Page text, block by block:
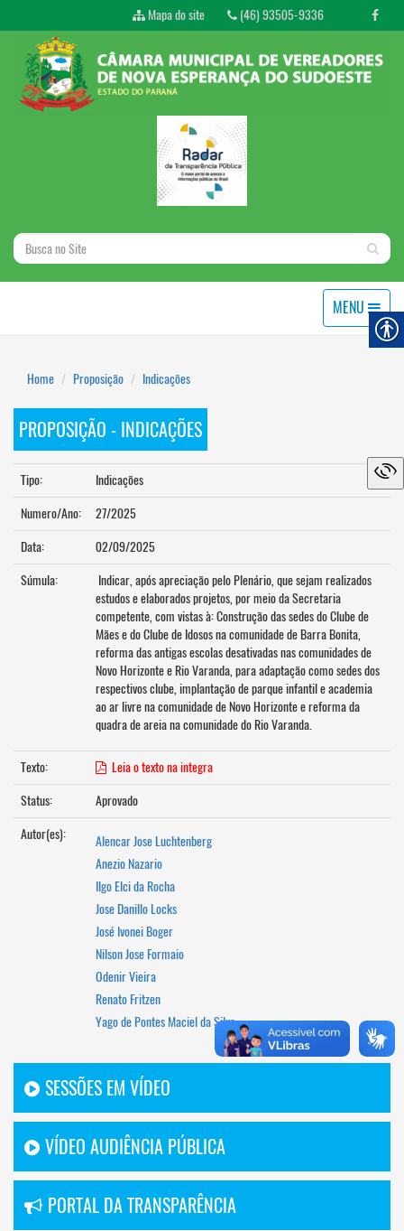
Mapa do site (46) 93505-9336
MENU
Home Proposição Indicações
PROPOSIÇÃO - INDICAÇÕES
Tipo:
Indicações
Numero/Ano:
27/2025
Data:
02/09/2025
Súmula:
Indicar, após apreciação pelo Plenário, que sejam realizados
estudos e elaborados projetos, por meio da Secretaria
competente, com vistas à: Construção das sedes do Clube de
Mães e do Clube de Idosos na comunidade de Barra Bonita,
reforma das antigas escolas desativadas nas comunidades de
Novo Horizonte e Rio Varanda, para adaptação como sedes dos
respectivos clube, implantação de parque infantil e academia
ao ar livre na comunidade de Novo Horizonte e reforma da
quadra de areia na comunidade do Rio Varanda.
Texto:
Leia o texto na integra
Status:
Aprovado
Autor(es):
Alencar Jose Luchtenberg
Anezio Nazario
Ilgo Elci da Rocha
Jose Danillo Locks
José Ivonei Boger
Nilson Jose Formaio
Odenir Vieira
Renato Fritzen
Yago de Pontes Maciel da Silva
SESSÕES EM VÍDEO
VÍDEO AUDIÊNCIA PÚBLICA
PORTAL DA TRANSPARÊNCIA